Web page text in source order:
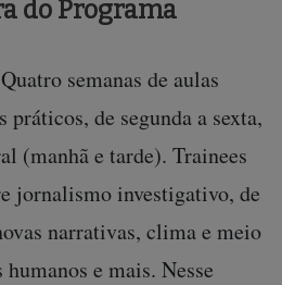
do Programa
semanas de aulas
de segunda a sexta,
(manhã e tarde). Trainees
jornalismo investigativo, de
narrativas, clima e meio
e mais. Nesse